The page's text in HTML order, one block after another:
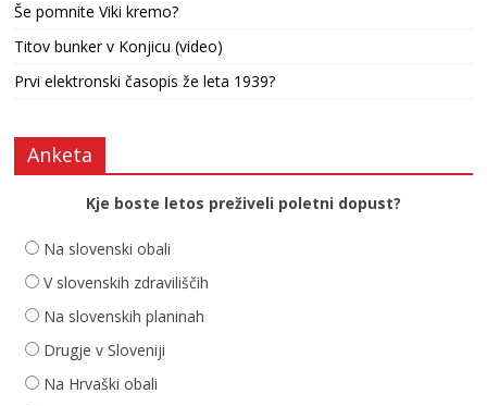
Še pomnite Viki kremo?
Titov bunker v Konjicu (video)
Prvi elektronski časopis že leta 1939?
Anketa
Kje boste letos preživeli poletni dopust?
Na slovenski obali
V slovenskih zdraviliščih
Na slovenskih planinah
Drugje v Sloveniji
Na Hrvaški obali